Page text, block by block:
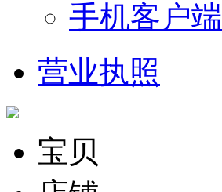
手机客户端
营业执照
宝贝